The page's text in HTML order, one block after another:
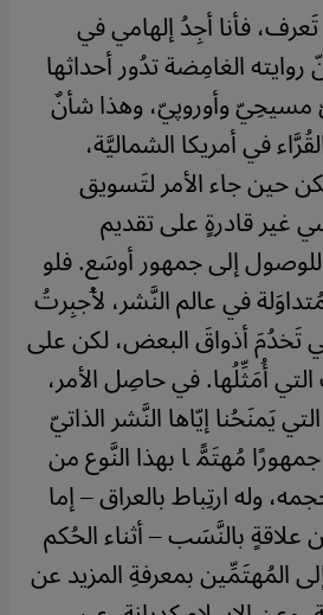
فأنا أجِدُ إلهامي في
روايته الغامِضة تدُور أحداثها
وأوروپيّ، وهذا شأنٌ
في أمريكا الشماليَّة،
حين جاء الأمر لتَسويق
غير قادرةٍ على تقديم
للوصول إلى جمهور أوسَع. فلو
في عالم النَّشر، لأُجبِرتُ
أذواقَ البعض، لكن على
أُمَثِّلُها. في حاصِل الأمر،
يَمنَحُنا إيّاها النَّشر الذاتيّ
مُهتَمًّا بهذا النَّوع من
وله ارتِباط بالعراق – إما
علاقةٍ بالنَّسَب – أثناء الحُكم
المُهتَمِّين بمعرفةِ المزيد عن